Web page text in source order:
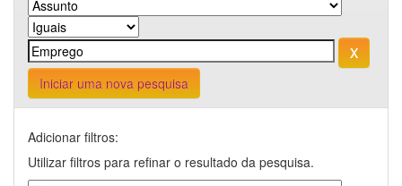
Iniciar uma nova pesquisa
Adicionar filtros:
Utilizar filtros para refinar o resultado da pesquisa.